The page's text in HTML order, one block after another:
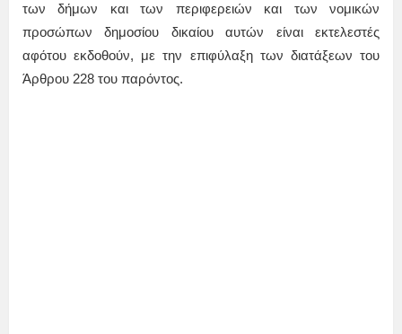
των δήμων και των περιφερειών και των νομικών
προσώπων δημοσίου δικαίου αυτών είναι εκτελεστές
αφότου εκδοθούν, με την επιφύλαξη των διατάξεων του
Άρθρου 228 του παρόντος.